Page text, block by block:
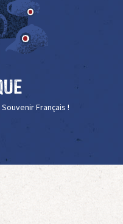
Français !